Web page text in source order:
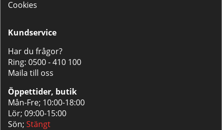
Cookies
Kundservice
Har du frågor?
Ring: 0500 - 410 100
Maila till oss
Öppettider, butik
Mån-Fre; 10:00-18:00
Lör; 09:00-15:00
Sön; Stängt